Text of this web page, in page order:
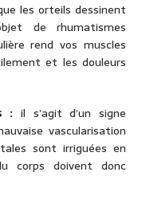
les orteils dessinent
de rhumatismes
rend vos muscles
et les douleurs
: il s’agit d’un signe
vascularisation
sont irriguées en
corps doivent donc